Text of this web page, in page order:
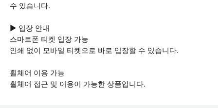
수 있습니다.
▶ 입장 안내
스마트폰 티켓 입장 가능
인쇄 없이 모바일 티켓으로 바로 입장할 수 있습니다.
휠체어 이용 가능
휠체어 접근 및 이용이 가능한 상품입니다.